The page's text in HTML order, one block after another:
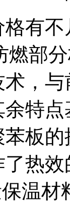
有
燃部
，
特
板
热
温材